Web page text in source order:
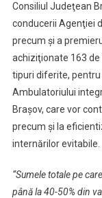
Consiliul Judeţean
conducerii Agenţiei
precum şi a
achiziţionate 163
tipuri diferite, pentru
Ambulatoriului
Braşov, care vor
precum şi la
internărilor evitabile.
“Sumele totale pe
până la 40-50% din